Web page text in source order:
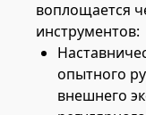
воплощается
инструментов:
опытного
внешнего